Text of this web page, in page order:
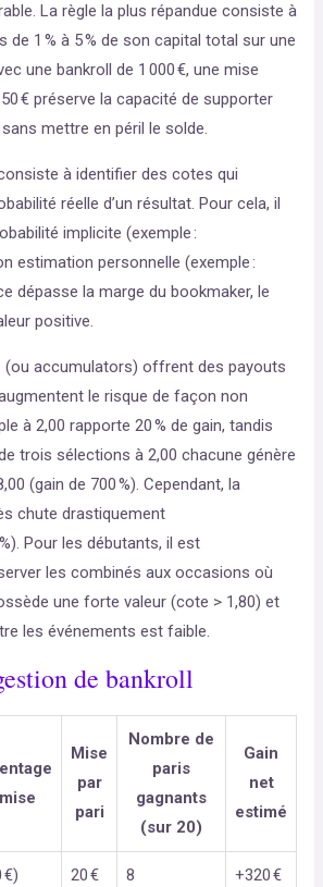
La règle la plus répandue consiste à
de 1 % à 5 % de son capital total sur une
une bankroll de 1 000 €, une mise
€ préserve la capacité de supporter
mettre en péril le solde.
à identifier des cotes qui
réelle d’un résultat. Pour cela, il
implicite (exemple :
estimation personnelle (exemple :
dépasse la marge du bookmaker, le
positive.
(ou accumulators) offrent des payouts
le risque de façon non
à 2,00 rapporte 20 % de gain, tandis
trois sélections à 2,00 chacune génère
(gain de 700 %). Cependant, la
chute drastiquement
%). Pour les débutants, il est
les combinés aux occasions où
une forte valeur (cote > 1,80) et
les événements est faible.
de bankroll
Mise
par
pari
Nombre de
paris
gagnants
(sur 20)
Gain
net
estimé
€) 20 € 8 +320 €